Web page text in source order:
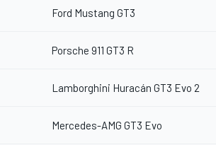
Ford Mustang GT3
Porsche 911 GT3 R
Lamborghini Huracán GT3 Evo 2
Mercedes-AMG GT3 Evo